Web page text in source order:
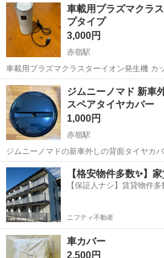
車載用プラズマクラ
プタイプ
3,000円
赤嶺駅
車載用プラズマクラスターイオン発生機
ャープ 車内で使ってましたが 使用することが少なくなったので お譲
りします。 電源はUSB Aタイプからとなり
しています。 動作...
沖縄 豊見城市 内装、イ
ジムニーノマド 新車外し 背面タイヤ
スペアタイヤカバー
1,000円
赤嶺駅
ジムニーノマドの新車外しの背面タイヤカバ
沖縄 那覇市 赤嶺駅 タイヤ、ホ
【格安物件多数✨】
【保証人ナシ】賃貸物件多
ニフティ不動産
車カバー
2,500円